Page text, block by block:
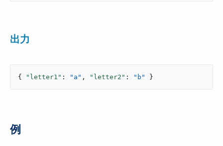
出力
{ "letter1" : "a" , "letter2" : "b" }
例